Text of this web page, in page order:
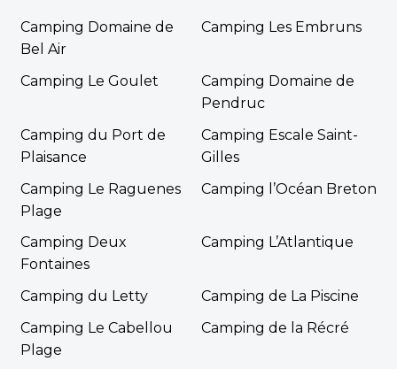
Camping Domaine de
Bel Air
Camping Les Embruns
Camping Le Goulet
Camping Domaine de
Pendruc
Camping du Port de
Plaisance
Camping Escale Saint-
Gilles
Camping Le Raguenes
Plage
Camping l’Océan Breton
Camping Deux
Fontaines
Camping L’Atlantique
Camping du Letty
Camping de La Piscine
Camping Le Cabellou
Plage
Camping de la Récré